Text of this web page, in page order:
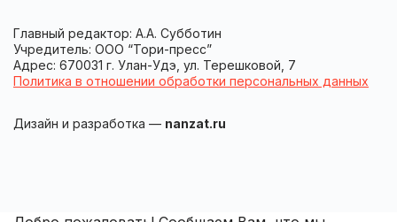
Главный редактор: А.А. Субботин
Учредитель: ООО “Тори-пресс”
Адрес: 670031 г. Улан-Удэ, ул. Терешковой, 7
Политика в отношении обработки персональных данных
Дизайн и разработка — nanzat.ru